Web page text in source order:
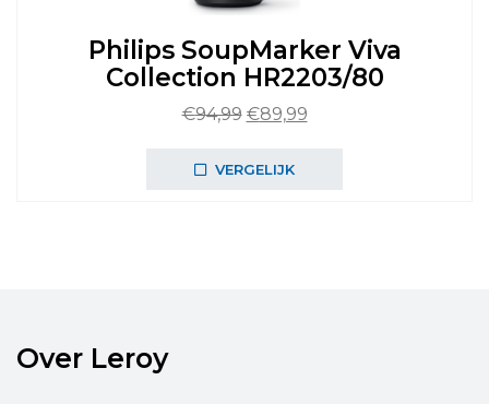
Philips SoupMarker Viva
Collection HR2203/80
€94,99 Oorspronkelijke
was:
€89,99Huidige
VERGELIJK
Over Leroy